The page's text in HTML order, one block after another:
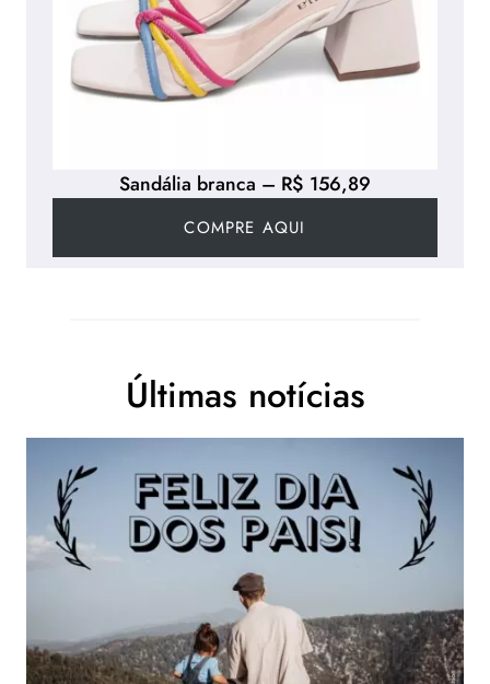
Sandália branca – R$ 156,89
COMPRE AQUI
Últimas notícias